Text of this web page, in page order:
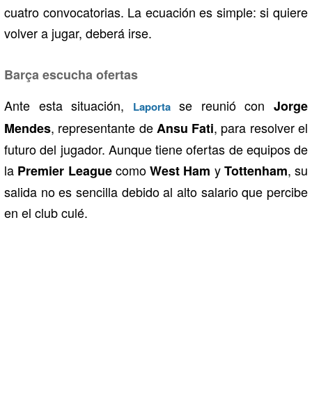
cuatro convocatorias. La ecuación es simple: si quiere
volver a jugar, deberá irse.
Barça escucha ofertas
Ante esta situación,
Laportase reunió conJorge
Mendes, representante deAnsu Fati, para resolver el
futuro del jugador. Aunque tiene ofertas de equipos de
la Premier LeaguecomoWest Ham yTottenham, su
salida no es sencilla debido al alto salario que percibe
en el club culé.